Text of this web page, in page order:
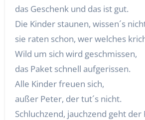
das Geschenk und das ist gut.
Die Kinder staunen, wissen´s
sie raten schon, wer welches
Wild um sich wird geschmissen,
das Paket schnell aufgerissen.
Alle Kinder freuen sich,
außer Peter, der tut´s nicht.
Schluchzend, jauchzend geht der